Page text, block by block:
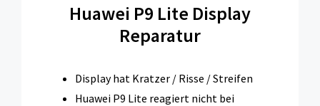
Huawei P9 Lite Display
Reparatur
Display hat Kratzer / Risse / Streifen
Huawei P9 Lite reagiert nicht bei